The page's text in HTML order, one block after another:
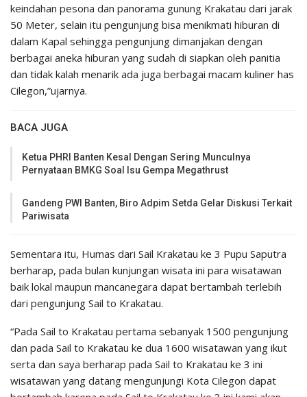
keindahan pesona dan panorama gunung Krakatau dari jarak
50 Meter, selain itu pengunjung bisa menikmati hiburan di
dalam Kapal sehingga pengunjung dimanjakan dengan
berbagai aneka hiburan yang sudah di siapkan oleh panitia
dan tidak kalah menarik ada juga berbagai macam kuliner has
Cilegon,”ujarnya.
BACA JUGA
Ketua PHRI Banten Kesal Dengan Sering Munculnya
Pernyataan BMKG Soal Isu Gempa Megathrust
Gandeng PWI Banten, Biro Adpim Setda Gelar Diskusi Terkait
Pariwisata
Sementara itu, Humas dari Sail Krakatau ke 3 Pupu Saputra
berharap, pada bulan kunjungan wisata ini para wisatawan
baik lokal maupun mancanegara dapat bertambah terlebih
dari pengunjung Sail to Krakatau.
“Pada Sail to Krakatau pertama sebanyak 1500 pengunjung
dan pada Sail to Krakatau ke dua 1600 wisatawan yang ikut
serta dan saya berharap pada Sail to Krakatau ke 3 ini
wisatawan yang datang mengunjungi Kota Cilegon dapat